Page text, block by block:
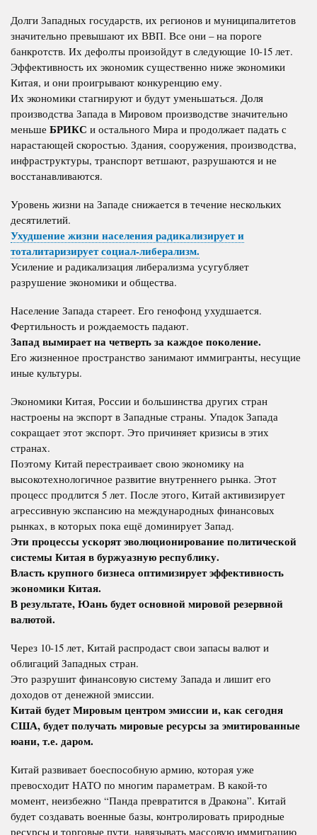
Долги Западных государств, их регионов и муниципалитетов
значительно превышают их ВВП. Все они – на пороге
банкротств. Их дефолты произойдут в следующие 10-15 лет.
Эффективность их экономик существенно ниже экономики
Китая, и они проигрывают конкуренцию ему.
Их экономики стагнируют и будут уменьшаться. Доля
производства Запада в Мировом производстве значительно
меньше БРИКС и остального Мира и продолжает падать с
нарастающей скоростью. Здания, сооружения, производства,
инфраструктуры, транспорт ветшают, разрушаются и не
восстанавливаются.
Уровень жизни на Западе снижается в течение нескольких
десятилетий.
Ухудшение жизни населения радикализирует и
тоталитаризирует социал-либерализм.
Усиление и радикализация либерализма усугубляет
разрушение экономики и общества.
Население Запада стареет. Его генофонд ухудшается.
Фертильность и рождаемость падают.
Запад вымирает на четверть за каждое поколение.
Его жизненное пространство занимают иммигранты, несущие
иные культуры.
Экономики Китая, России и большинства других стран
настроены на экспорт в Западные страны. Упадок Запада
сокращает этот экспорт. Это причиняет кризисы в этих
странах.
Поэтому Китай перестраивает свою экономику на
высокотехнологичное развитие внутреннего рынка. Этот
процесс продлится 5 лет. После этого, Китай активизирует
агрессивную экспансию на международных финансовых
рынках, в которых пока ещё доминирует Запад.
Эти процессы ускорят эволюционирование политической
системы Китая в буржуазную республику.
Власть крупного бизнеса оптимизирует эффективность
экономики Китая.
В результате, Юань будет основной мировой резервной
валютой.
Через 10-15 лет, Китай распродаст свои запасы валют и
облигаций Западных стран.
Это разрушит финансовую систему Запада и лишит его
доходов от денежной эмиссии.
Китай будет Мировым центром эмиссии и, как сегодня
США, будет получать мировые ресурсы за эмитированные
юани, т.е. даром.
Китай развивает боеспособную армию, которая уже
превосходит НАТО по многим параметрам. В какой-то
момент, неизбежно “Панда превратится в Дракона”. Китай
будет создавать военные базы, контролировать природные
ресурсы и торговые пути, навязывать массовую иммиграцию